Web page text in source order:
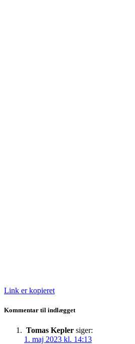
Link er kopieret
Kommentar til indlægget
Tomas Kepler siger:
1. maj 2023 kl. 14:13